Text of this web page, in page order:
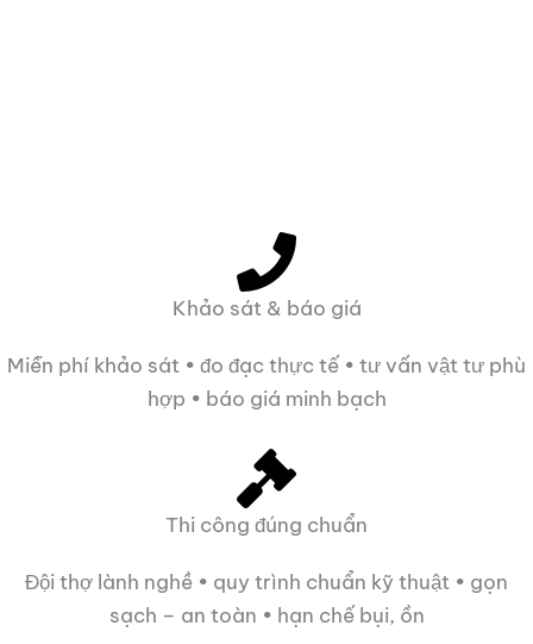
Khảo sát & báo giá
Miễn phí khảo sát • đo đạc thực tế • tư vấn vật tư phù
hợp • báo giá minh bạch
Thi công đúng chuẩn
Đội thợ lành nghề • quy trình chuẩn kỹ thuật • gọn
sạch – an toàn • hạn chế bụi, ồn